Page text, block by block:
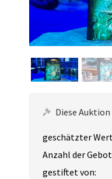
Diese
geschätzter
Anzahl der
gestiftet von: